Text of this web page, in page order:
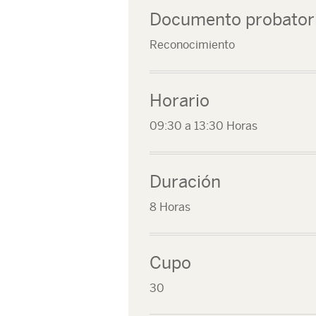
Documento
Reconocimiento
Horario
09:30 a 13:30 Horas
Duración
8 Horas
Cupo
30